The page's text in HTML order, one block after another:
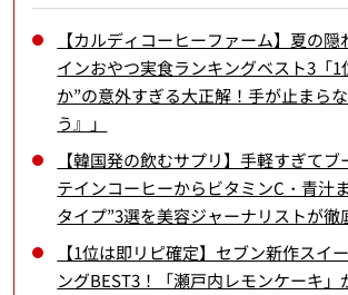
【カルディコーヒーファーム】夏の
インおやつ実食ランキングベスト3「1
か”の意外すぎる大正解！手が止まら
う』」
【韓国発の飲むサプリ】手軽すぎて
テインコーヒーからビタミンC・青汁
タイプ”3選を美容ジャーナリストが徹
【1位は即リピ確定】セブン新作スイ
ングBEST3！「瀬戸内レモンケーキ」